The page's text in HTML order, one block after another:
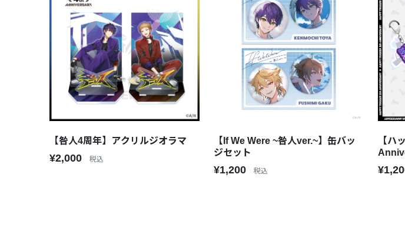
【咎人4周年】アクリルジオラマ
¥2,000 税込
【If We Were ~咎人ver.~】缶バッ
ジセット
¥1,200 税込
【ハ